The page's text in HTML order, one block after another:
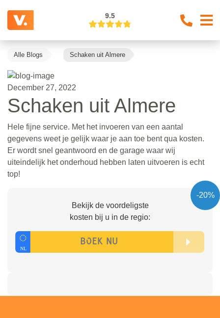
9.5
Alle Blogs Schaken uit Almere
December 27, 2022
Schaken uit Almere
Hele fijne service. Met het invoeren van een aantal
gegevens weet je gelijk waar je aan toe bent qua kosten.
Er wordt snel geantwoord en de garage waar wij
uiteindelijk het onderhoud hebben laten uitvoeren is echt
top!
-20%
Bekijk de voordeligste
kosten bij u in de regio: